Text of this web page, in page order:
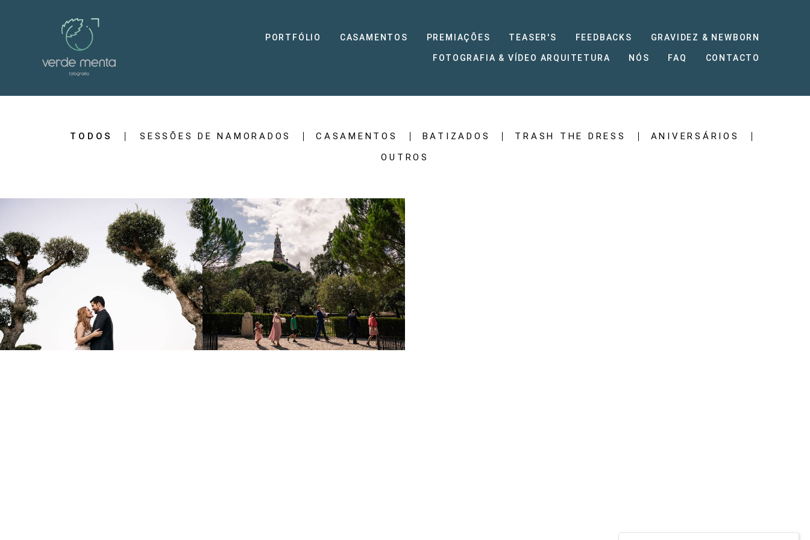
PORTFÓLIO CASAMENTOS PREMIAÇÕES TEASER'S FEEDBACKS GRAVIDEZ & NEWBORN
FOTOGRAFIA & VÍDEO ARQUITETURA NÓS FAQ CONTACTO
TODOS SESSÕES DE NAMORADOS CASAMENTOS BATIZADOS TRASH THE DRESS
ANIVERSÁRIOS
OUTROS